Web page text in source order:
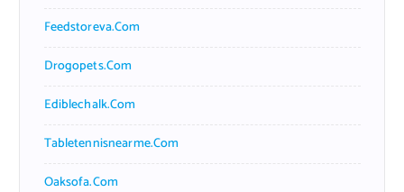
Feedstoreva.com
Drogopets.com
Ediblechalk.com
Tabletennisnearme.com
Oaksofa.com